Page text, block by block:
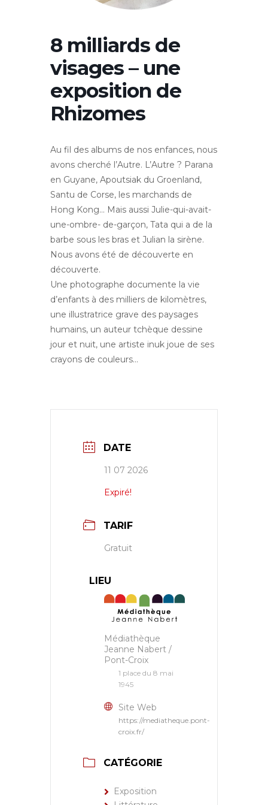
8 milliards de
visages – une
exposition de
Rhizomes
Au fil des albums de nos enfances, nous
avons cherché l’Autre. L’Autre ? Parana
en Guyane, Apoutsiak du Groenland,
Santu de Corse, les marchands de
Hong Kong… Mais aussi Julie-qui-avait-
une-ombre- de-garçon, Tata qui a de la
barbe sous les bras et Julian la sirène.
Nous avons été de découverte en
découverte.
Une photographe documente la vie
d’enfants à des milliers de kilomètres,
une illustratrice grave des paysages
humains, un auteur tchèque dessine
jour et nuit, une artiste inuk joue de ses
crayons de couleurs…
DATE
11 07 2026
Expiré!
TARIF
Gratuit
LIEU
Médiathèque
Jeanne Nabert /
Pont-Croix
1 place du 8 mai
1945
Site Web
https://mediatheque.pont-
croix.fr/
CATÉGORIE
Exposition